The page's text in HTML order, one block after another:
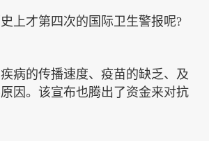
上才第四 次的国际卫生警报呢?
病的传播速度、 疫苗的缺乏、及
因。 该宣布也腾出了资金来对抗